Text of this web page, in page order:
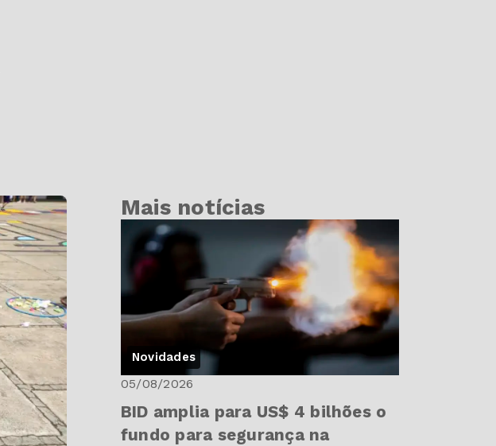
Mais notícias
Novidades
05/08/2026
BID amplia para US$ 4 bilhões o
fundo para segurança na